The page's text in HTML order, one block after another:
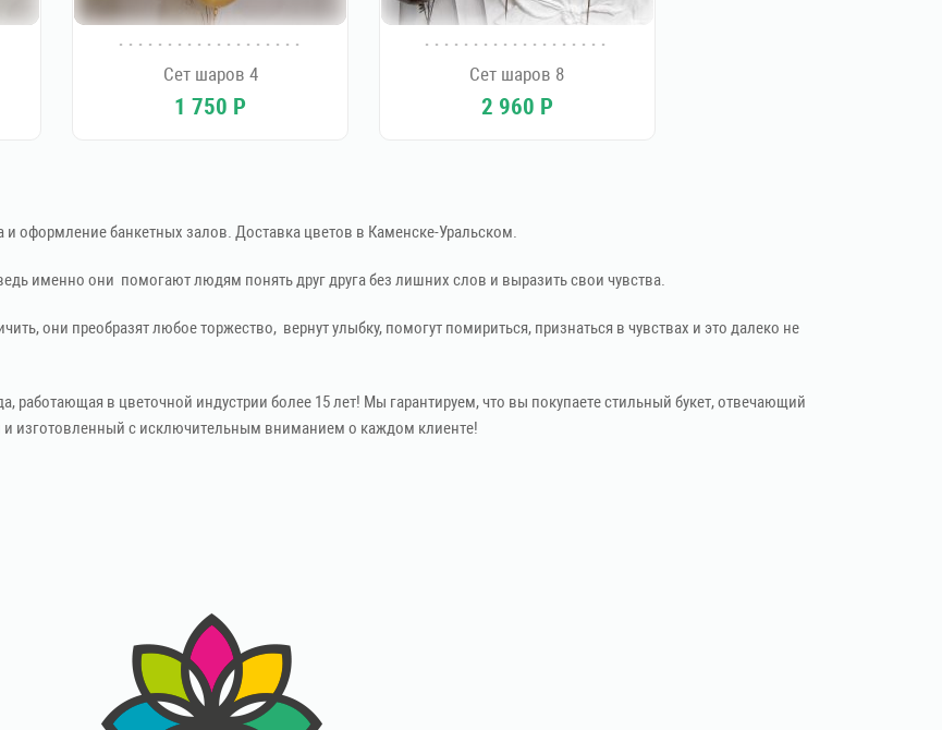
Сет шаров 4
1 750 Р
Сет шаров 8
2 960 Р
оформление банкетных залов. Доставка цветов в Каменске-Уральском.
именно они помогают людям понять друг друга без лишних слов и выразить свои чувства.
они преобразят любое торжество, вернут улыбку, помогут помириться, признаться в чувствах и это далеко не
в цветочной индустрии более 15 лет! Мы гарантируем, что вы покупаете стильный букет, отвечающий
изготовленный с исключительным вниманием о каждом клиенте!